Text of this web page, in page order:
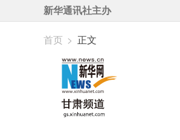
新华通讯社主办
首页 > 正文